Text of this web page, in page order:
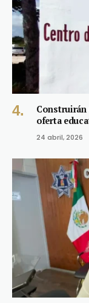
Construirán
oferta
24 abril, 2026